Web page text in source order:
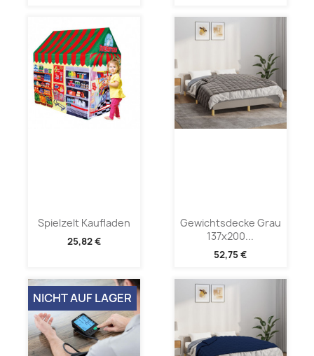
Spielzelt Kaufladen
25,82 €
Gewichtsdecke Grau
137x200...
52,75 €
NICHT AUF LAGER